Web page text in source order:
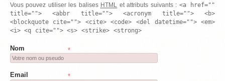
Vous pouvez utiliser les balises HTML et attributs suivants : <a href=""
title=""> <abbr title=""> <acronym title=""> <b>
<blockquote cite=""> <cite> <code> <del datetime=""> <em>
<i> <q cite=""> <s> <strike> <strong>
Nom *
Email *